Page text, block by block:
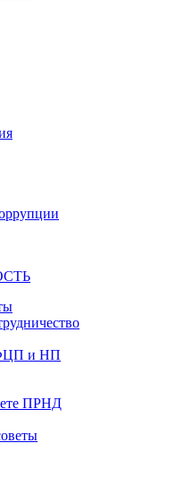
и НП
ПРНД